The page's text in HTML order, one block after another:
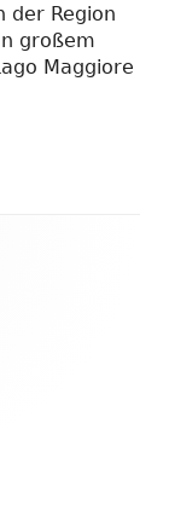
der Region
großem
Maggiore